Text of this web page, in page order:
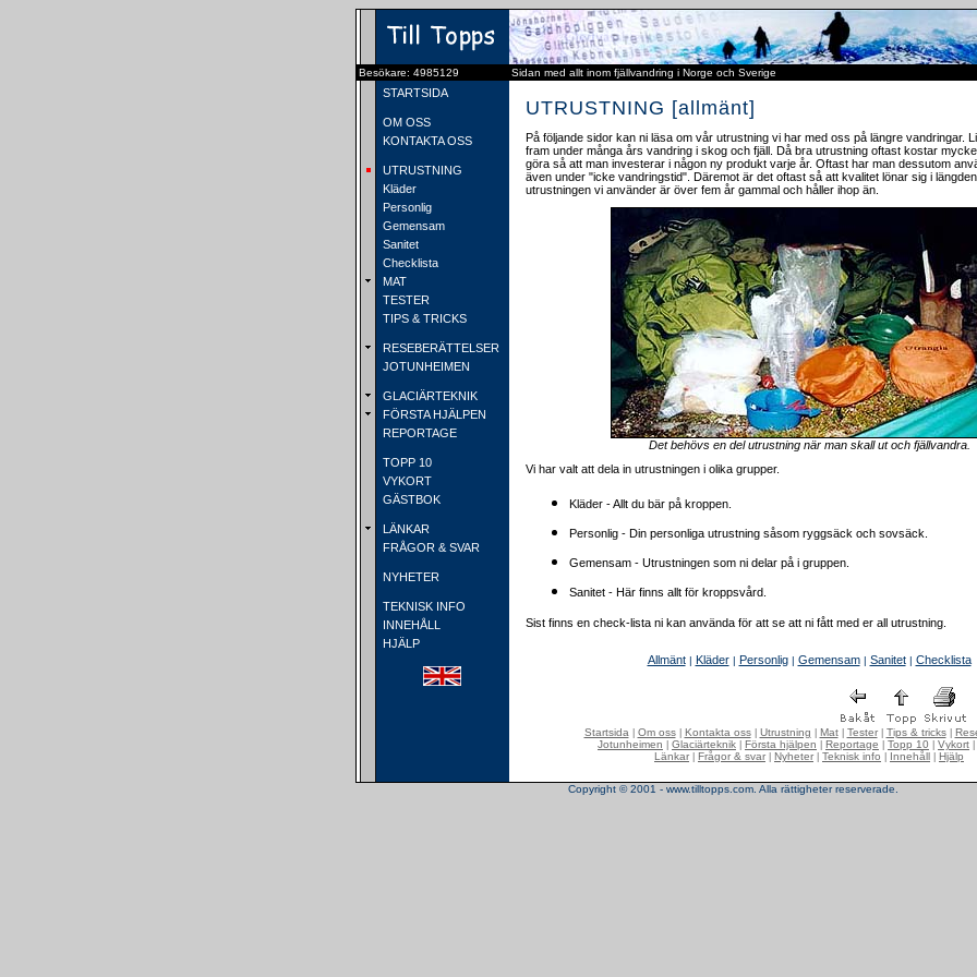
Besökare: 4985129 Sidan med allt inom fjällvandring i Norge och Sverige
STARTSIDA
OM OSS
KONTAKTA OSS
UTRUSTNING
Kläder
Personlig
Gemensam
Sanitet
Checklista
MAT
TESTER
TIPS & TRICKS
RESEBERÄTTELSER
JOTUNHEIMEN
GLACIÄRTEKNIK
FÖRSTA HJÄLPEN
REPORTAGE
TOPP 10
VYKORT
GÄSTBOK
LÄNKAR
FRÅGOR & SVAR
NYHETER
TEKNISK INFO
INNEHÅLL
HJÄLP
UTRUSTNING [allmänt]
På följande sidor kan ni läsa om vår utrustning vi har med oss på längre vandringar.
fram under många års vandring i skog och fjäll. Då bra utrustning oftast kostar
göra så att man investerar i någon ny produkt varje år. Oftast har man dessutom
även under "icke vandringstid". Däremot är det oftast så att kvalitet lönar sig i
utrustningen vi använder är över fem år gammal och håller ihop än.
Det behövs en del utrustning när man skall ut och fjällvandra.
Vi har valt att dela in utrustningen i olika grupper.
Kläder - Allt du bär på kroppen.
Personlig - Din personliga utrustning såsom ryggsäck och sovsäck.
Gemensam - Utrustningen som ni delar på i gruppen.
Sanitet - Här finns allt för kroppsvård.
Sist finns en check-lista ni kan använda för att se att ni fått med er all utrustning.
Allmänt| Kläder| Personlig| Gemensam| Sanitet| Checklista
Startsida| Om oss| Kontakta oss| Utrustning Mat| Tester| Tips & tricks|
Jotunheimen
Glaciärteknik Första hjälpen Reportage Topp 10 Vykort
Länkar
Frågor & svar Nyheter Teknisk info Innehåll Hjälp
Copyright © 2001 - www.tilltopps.com. Alla rättigheter reserverade.